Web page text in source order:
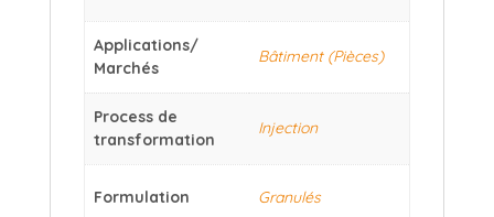
Applications/
Marchés
Bâtiment (Pièces)
Process de
transformation
Injection
Formulation Granulés